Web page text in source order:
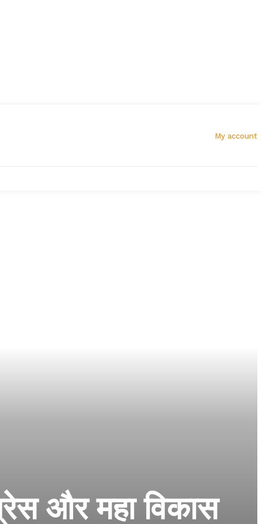
My account
और महा विकास